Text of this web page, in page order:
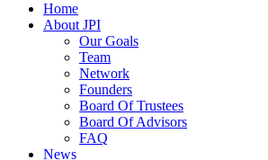
Home
About JPI
Our Goals
Team
Network
Founders
Board Of Trustees
Board Of Advisors
FAQ
News